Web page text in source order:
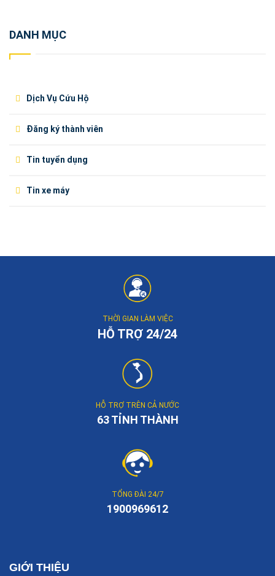
DANH MỤC
Dịch Vụ Cứu Hộ
Đăng ký thành viên
Tin tuyển dụng
Tin xe máy
THỜI GIAN LÀM VIỆC
HỖ TRỢ 24/24
HỖ TRỢ TRÊN CẢ NƯỚC
63 TỈNH THÀNH
TỔNG ĐÀI 24/7
1900969612
GIỚI THIỆU